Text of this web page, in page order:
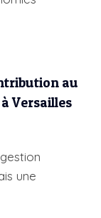
au
Versailles
une